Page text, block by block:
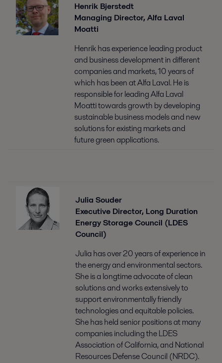
Henrik Bjerstedt
Managing Director, Alfa Laval
Moatti
Henrik has experience leading product
and business development in different
companies and markets, 10 years of
which has been at Alfa Laval. He is
responsible for leading Alfa Laval
Moatti towards growth by developing
sustainable business models and new
solutions for existing markets and
future green applications.
Julia Souder
Executive Director, Long Duration
Energy Storage Council (LDES
Council)
Julia has over 20 years of experience in
the energy and environmental sectors.
She is a longtime advocate of clean
solutions and works extensively to
support environmentally friendly
technologies and equitable policies.
She has held senior positions at many
companies including the LDES
Association of California, and National
Resources Defense Council (NRDC).